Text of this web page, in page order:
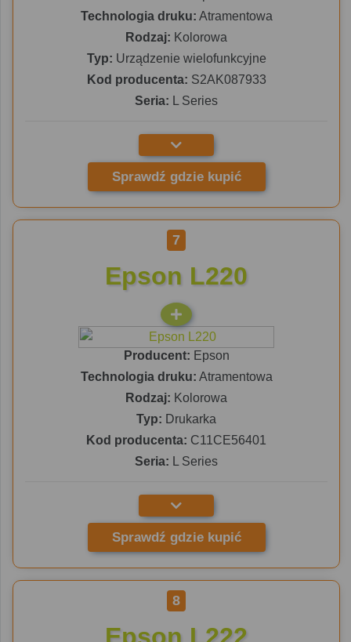
Technologia druku: Atramentowa
Rodzaj: Kolorowa
Typ: Urządzenie wielofunkcyjne
Kod producenta: S2AK087933
Seria: L Series
Sprawdź gdzie kupić
7
Epson L220
Producent: Epson
Technologia druku: Atramentowa
Rodzaj: Kolorowa
Typ: Drukarka
Kod producenta: C11CE56401
Seria: L Series
Sprawdź gdzie kupić
8
Epson L222